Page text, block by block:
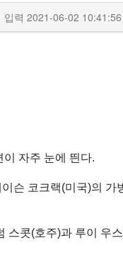
입력 2021-06-02 10:41:56
자주 눈에 띈다.
슨 코크랙(미국)의 가
콧(호주)과 루이 우